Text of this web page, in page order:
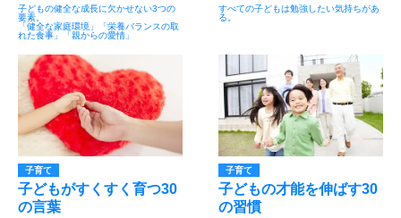
子どもの健全な成長に欠かせない3つの
要素。
「健全な家庭環境」「栄養バランスの取
れた食事」「親からの愛情」
すべての子どもは勉強したい気持ちがあ
る。
子育て
子どもがすくすく育つ30
の言葉
子育て
子どもの才能を伸ばす30
の習慣